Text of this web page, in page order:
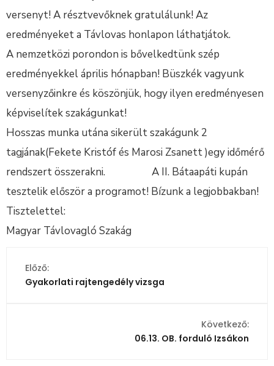
versenyt! A résztvevőknek gratulálunk! Az
eredményeket a Távlovas honlapon láthatjátok.
A nemzetközi porondon is bővelkedtünk szép
eredményekkel április hónapban! Büszkék vagyunk
versenyzőinkre és köszönjük, hogy ilyen eredményesen
képviselítek szakágunkat!
Hosszas munka utána sikerült szakágunk 2
tagjának(Fekete Kristóf és Marosi Zsanett )egy időmérő
rendszert összerakni. A II. Bátaapáti kupán
tesztelik először a programot! Bízunk a legjobbakban!
Tisztelettel:
Magyar Távlovagló Szakág
Előző:
Gyakorlati rajtengedély vizsga
Következő:
06.13. OB. forduló Izsákon